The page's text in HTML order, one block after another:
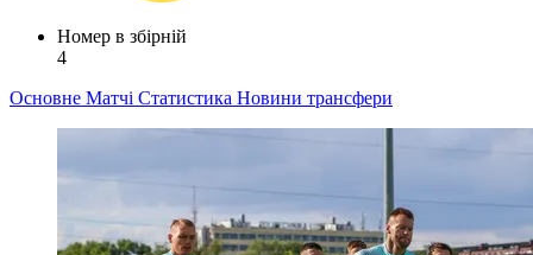
Номер в збірній
4
Основне Матчі Статистика Новини трансфери